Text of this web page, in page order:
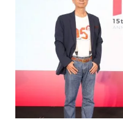
Experience เน้น
อาศัย
อย่าง
ยั่งยืน